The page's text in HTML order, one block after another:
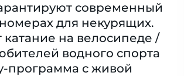
современный
для некурящих.
на велосипеде /
водного спорта
программа с живой